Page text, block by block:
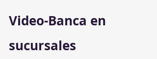
Video-Banca en
sucursales